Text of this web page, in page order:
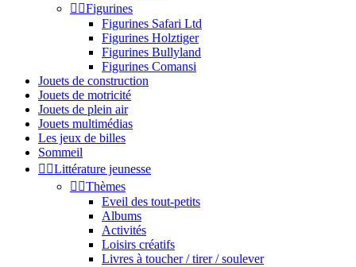
 Figurines
Figurines Safari Ltd
Figurines Holztiger
Figurines Bullyland
Figurines Comansi
Jouets de construction
Jouets de motricité
Jouets de plein air
Jouets multimédias
Les jeux de billes
Sommeil
 Littérature jeunesse
 Thèmes
Eveil des tout-petits
Albums
Activités
Loisirs créatifs
Livres à toucher / tirer / soulever